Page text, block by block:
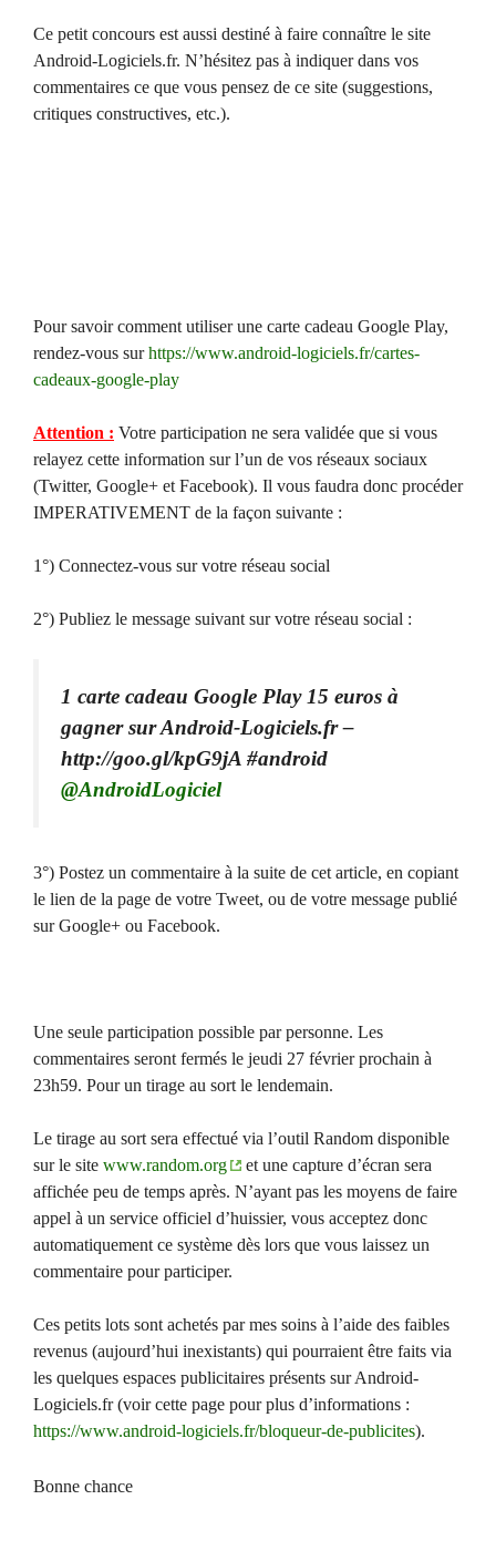
Ce petit concours est aussi destiné à faire connaître le site
Android-Logiciels.fr. N’hésitez pas à indiquer dans vos
commentaires ce que vous pensez de ce site (suggestions,
critiques constructives, etc.).
Pour savoir comment utiliser une carte cadeau Google Play,
rendez-vous surhttps://www.android-logiciels.fr/cartes-
cadeaux-google-play
Attention : Votre participation ne sera validée que si vous
relayez cette information sur l’un de vos réseaux sociaux
(Twitter, Google+ et Facebook). Il vous faudra donc procéder
IMPERATIVEMENT de la façon suivante :
1°) Connectez-vous sur votre réseau social
2°) Publiez le message suivant sur votre réseau social :
1 carte cadeau Google Play 15 euros à
gagner sur Android-Logiciels.fr –
http://goo.gl/kpG9jA #android
@AndroidLogiciel
3°) Postez un commentaire à la suite de cet article, en copiant
le lien de la page de votre Tweet, ou de votre message publié
sur Google+ ou Facebook.
Une seule participation possible par personne. Les
commentaires seront fermés le jeudi 27 février prochain à
23h59. Pour un tirage au sort le lendemain.
Le tirage au sort sera effectué via l’outil Random disponible
sur le site www.random.org
et une capture d’écran sera
affichée peu de temps après. N’ayant pas les moyens de faire
appel à un service officiel d’huissier, vous acceptez donc
automatiquement ce système dès lors que vous laissez un
commentaire pour participer.
Ces petits lots sont achetés par mes soins à l’aide des faibles
revenus (aujourd’hui inexistants) qui pourraient être faits via
les quelques espaces publicitaires présents sur Android-
Logiciels.fr (voir cette page pour plus d’informations :
https://www.android-logiciels.fr/bloqueur-de-publicites).
Bonne chance